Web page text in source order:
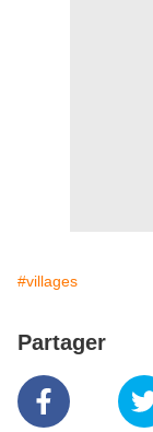
#villages
Partager